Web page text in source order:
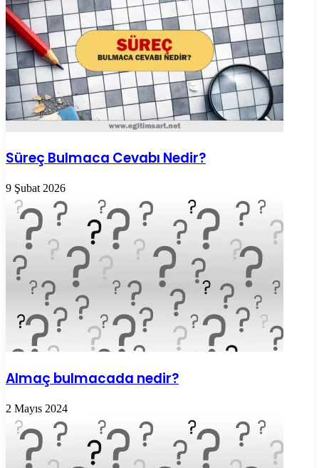
Süreç Bulmaca Cevabı Nedir?
9 Şubat 2026
Almaç bulmacada nedir?
2 Mayıs 2024